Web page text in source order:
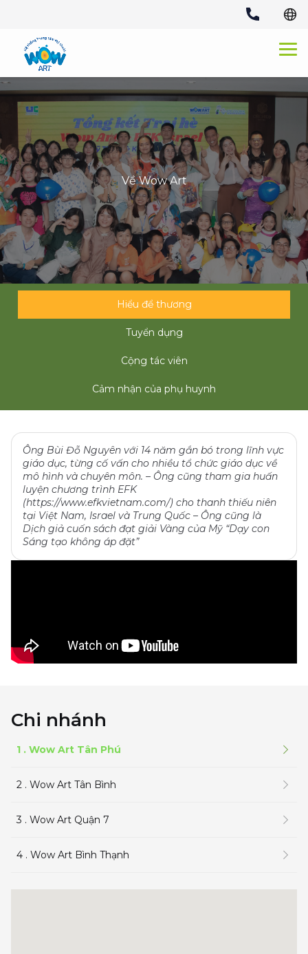
content
Về Wow Art
Hiểu để thương
Tuyển dụng
Cộng tác viên
Cảm nhận của phụ huynh
Ông Bùi Đỗ Nguyên với 14 năm gắn bó trong lĩnh vực
giáo dục, từng cố vấn cho nhiều tổ chức giáo dục về
mô hình và chuyên môn. – Ông cũng tham gia huấn
luyện chương trình EFK
(https://www.efkvietnam.com/) cho thanh thiếu niên
tại Việt Nam, Israel và Trung Quốc – Ông cũng là
Dịch giả cuốn sách đạt giải Vàng của Mỹ “Dạy con
Sáng tạo không áp đặt”
Chi nhánh
1 . Wow Art Tân Phú
2 . Wow Art Tân Bình
3 . Wow Art Quận 7
4 . Wow Art Bình Thạnh